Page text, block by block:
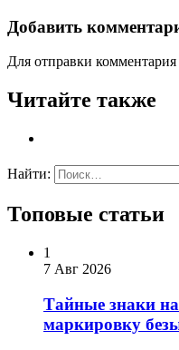
Добавить
Для отправки
Читайте также
Найти:
Топовые статьи
1
7 Авг 2026
Тайные знаки
маркировку